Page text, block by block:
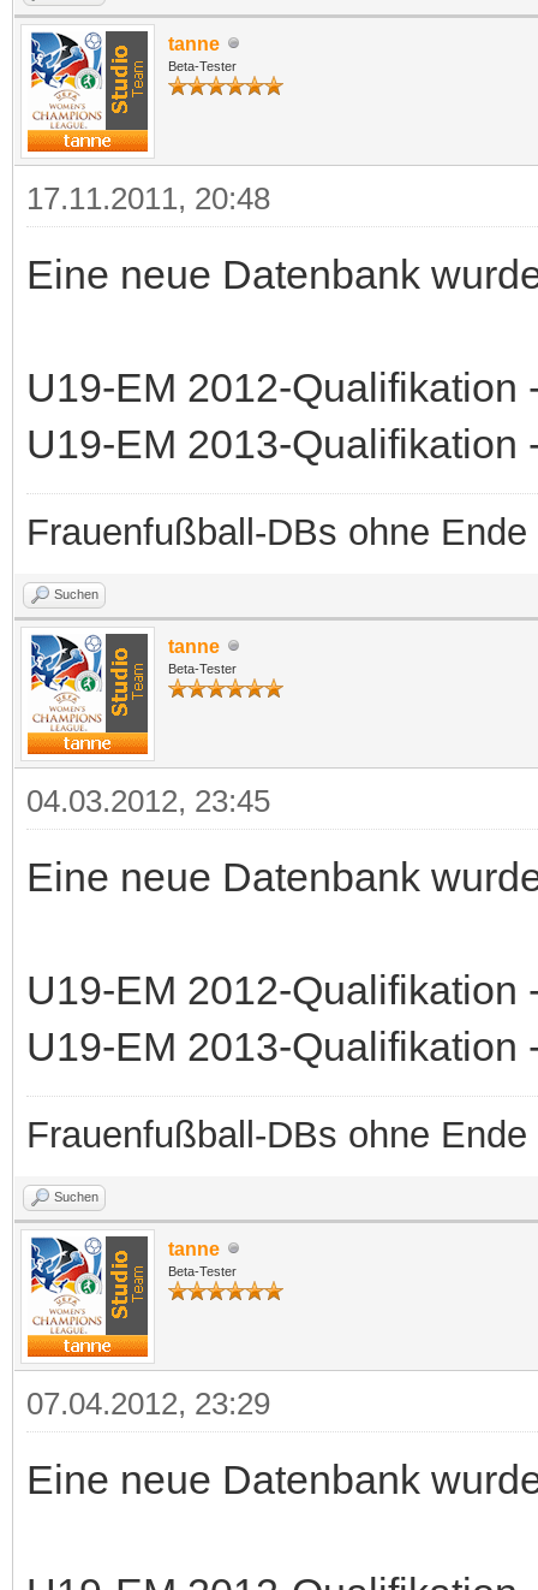
tanne
Beta-Tester
17.11.2011, 20:48
Eine neue Datenbank
U19-EM 2012-Qualifikation
U19-EM 2013-Qualifikation
Frauenfußball-DBs ohne Ende
Suchen
tanne
Beta-Tester
04.03.2012, 23:45
Eine neue Datenbank
U19-EM 2012-Qualifikation
U19-EM 2013-Qualifikation
Frauenfußball-DBs ohne Ende
Suchen
tanne
Beta-Tester
07.04.2012, 23:29
Eine neue Datenbank